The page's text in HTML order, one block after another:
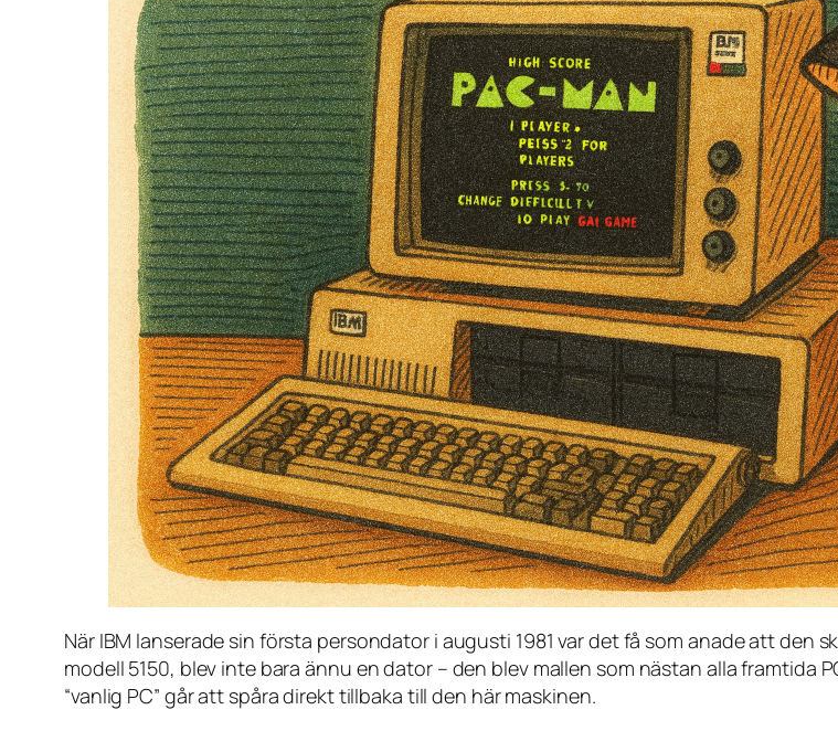
När IBM lanserade sin första persondator i augusti 1981 var det få som anade att den
modell 5150, blev inte bara ännu en dator – den blev mallen som nästan alla framtida
“vanlig PC” går att spåra direkt tillbaka till den här maskinen.